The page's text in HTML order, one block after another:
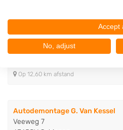
Schutte Autosloperij
Kuiperstraat 14
Op 12,60 km afstand
Autodemontage G. Van Kessel
Veeweg 7
Accept
No, adjust